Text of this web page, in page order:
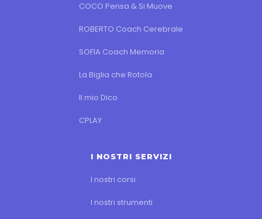
COCO Pensa & Si Muove
ROBERTO Coach Cerebrale
SOFIA Coach Memoria
La Biglia che Rotola
Il mio Dico
CPLAY
I NOSTRI SERVIZI
I nostri corsi
I nostri strumenti